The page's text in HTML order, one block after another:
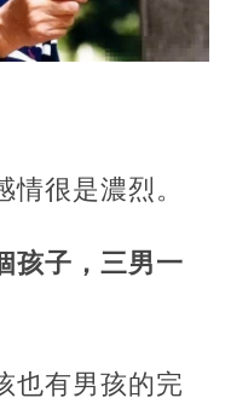
很是濃烈。
孩子，三男一
也有男孩的完